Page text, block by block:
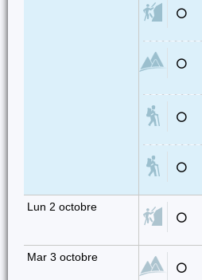
⚪
⚪
⚪
⚪
Lun 2 octobre
⚪
Mar 3 octobre
⚪